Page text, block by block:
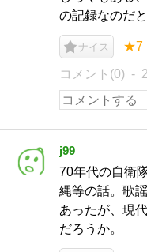
の記録なのだ
ナイス ★7
コメント(0)
j99
70年代の自衛
縄等の話。歌
あったが、現
だろうか。